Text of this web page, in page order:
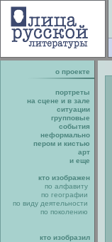
о проекте
портреты
на сцене и в зале
ситуации
групповые
события
неформально
пером и кистью
арт
и еще
кто изображен
по алфавиту
по географии
по виду деятельности
по поколению
кто изобразил